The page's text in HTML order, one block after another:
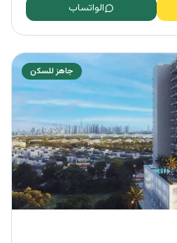
الواتساب
جاهز للسكن